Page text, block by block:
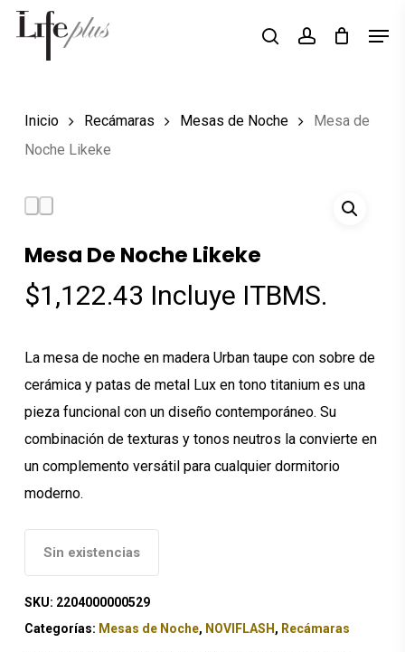
Skip
Búsqueda
productos
searchaccount
Inicio Recámaras Mesas de Noche
Mesa de
Noche Likeke
Mesa De Noche Likeke
$1,122.43 Incluye ITBMS.
La mesa de noche en madera Urban taupe con sobre de
cerámica y patas de metal Lux en tono titanium es una
pieza funcional con un diseño contemporáneo. Su
combinación de texturas y tonos neutros la convierte en
un complemento versátil para cualquier dormitorio
moderno.
Sin existencias
SKU: 2204000000529
Categorías: Mesas de Noche, NOVIFLASH , Recámaras